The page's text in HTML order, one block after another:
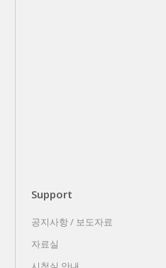
Support
공지사항 / 보도자료
자료실